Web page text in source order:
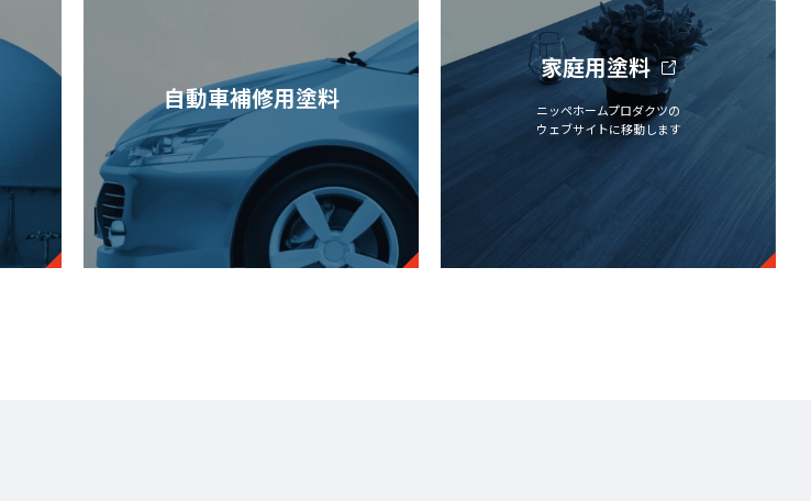
自動車補修用塗料
家庭用塗料
ニッペホームプロダクツの
ウェブサイトに移動します